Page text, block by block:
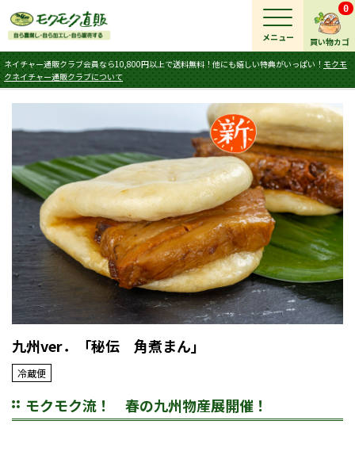
買い物カゴ
0
ネイチャー通販クラブ会員なら10,800円以上で送料無料！他にも嬉しい特典がいっぱい！ モクモ
クネイチャー通販クラブについて
メニュー
九州ver．「秘伝 角煮まん」
冷蔵便
モクモク流！ 春の九州物産展開催！